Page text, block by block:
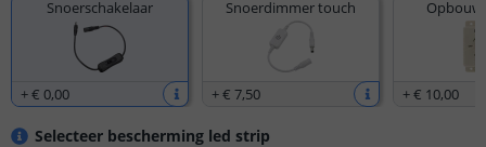
Snoerschakelaar
+€ 0,00
Snoerdimmer touch
+€ 7,50 +€ 10,00
Selecteer bescherming led strip